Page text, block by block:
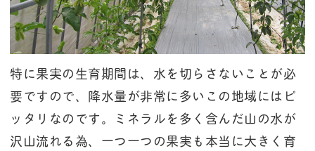
特に果実の生育期間は、水を切らさないことが必
要ですので、降水量が非常に多いこの地域にはピ
ッタリなのです。ミネラルを多く含んだ山の水が
沢山流れる為、一つ一つの果実も本当に大きく育